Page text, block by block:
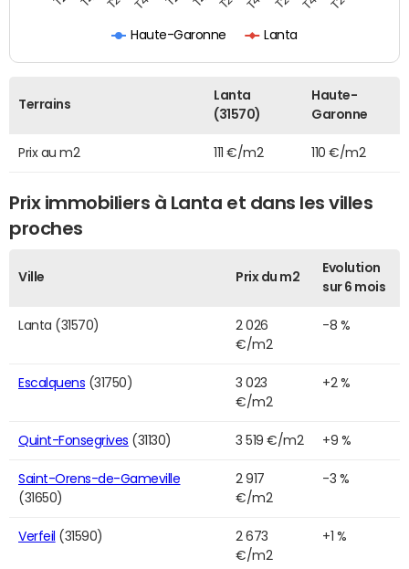
Haute-Garonne Lanta
Terrains
Lanta
(31570)
Haute-
Garonne
Prix au m2 111 €/m2 110 €/m2
Prix immobiliers à Lanta et dans les villes
proches
Ville Prix du m2
Evolution
sur 6 mois
Lanta (31570)
2 026
€/m2
-8 %
Escalquens (31750)
3 023
€/m2
+2 %
Quint-Fonsegrives (31130) 3 519 €/m2 +9 %
Saint-Orens-de-Gameville
(31650)
2 917
€/m2
-3 %
Verfeil (31590)
2 673
€/m2
+1 %